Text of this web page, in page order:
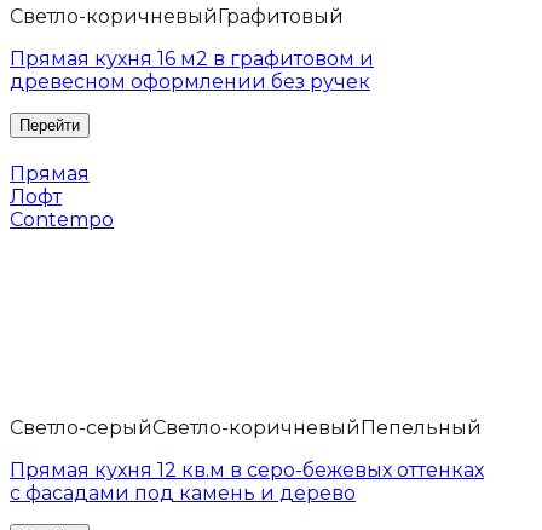
Светло-коричневыйГрафитовый
Прямая кухня 16 м2 в графитовом и
древесном оформлении без ручек
Прямая
Лофт
Contempo
Светло-серыйСветло-коричневый Пепельный
Прямая кухня 12 кв.м в серо-бежевых оттенках
с фасадами под камень и дерево